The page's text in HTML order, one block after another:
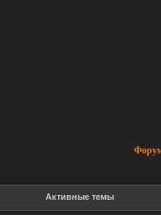
Активные темы